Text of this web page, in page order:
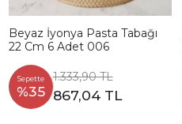
Beyaz İyonya Pasta Tabağı
22 Cm 6 Adet 006
Sepette
%35
1.333,90 TL
867,04 TL